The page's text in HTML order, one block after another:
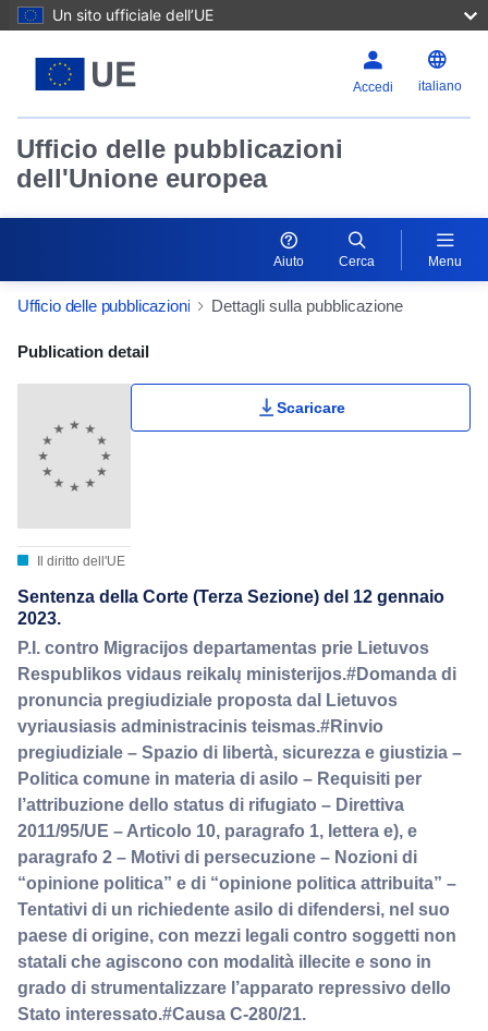
Un sito ufficiale dell’UE
Accedi italiano
Ufficio delle pubblicazioni
dell'Unione europea
Aiuto Cerca Menu
Ufficio delle pubblicazioni Dettagli sulla pubblicazione
Publication Detail Actions Portlet
Publication detail
Il diritto dell'UE
Scaricare
Sentenza della Corte (Terza Sezione) del 12 gennaio
2023.
P.I. contro Migracijos departamentas prie Lietuvos
Respublikos vidaus reikalų ministerijos.#Domanda di
pronuncia pregiudiziale proposta dal Lietuvos
vyriausiasis administracinis teismas.#Rinvio
pregiudiziale – Spazio di libertà, sicurezza e giustizia –
Politica comune in materia di asilo – Requisiti per
l’attribuzione dello status di rifugiato – Direttiva
2011/95/UE – Articolo 10, paragrafo 1, lettera e), e
paragrafo 2 – Motivi di persecuzione – Nozioni di
“opinione politica” e di “opinione politica attribuita” –
Tentativi di un richiedente asilo di difendersi, nel suo
paese di origine, con mezzi legali contro soggetti non
statali che agiscono con modalità illecite e sono in
grado di strumentalizzare l’apparato repressivo dello
Stato interessato.#Causa C-280/21.